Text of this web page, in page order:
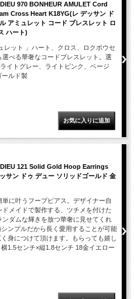
970 BONHEUR AMULET Cord
Cross Heart K18YG(レ デッサン ド
アミュレット コード ブレスレット ロ
ハート)
レット 」ハート、クロス、ロクボウセ
選べる華奢なコードブレスレット。選
イトグレー、ライトピンク、ベージ
ールド製
121 Solid Gold Hoop Earrings
サン ドゥ デュー ソリッドゴールド 金
単に叶うフープピアス。デザイナー自
ドメイドで製作する、ツチメを付けた
ンダムな輝きを放つ華奢に見せてくれ
ンプルだから長く愛用することが可能
身につけて頂けます。もらっても嬉し
1.5センチ×縦1.8センチ 18金イエロー